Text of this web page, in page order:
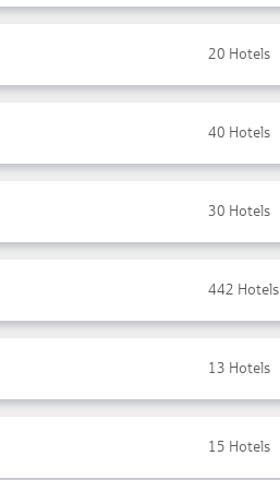
20 Hotels
40 Hotels
30 Hotels
442 Hotels
13 Hotels
15 Hotels